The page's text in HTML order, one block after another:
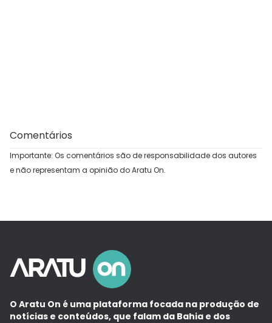
Comentários
Importante: Os comentários são de responsabilidade dos autores
e não representam a opinião do Aratu On.
O Aratu On é uma plataforma focada na produção de
notícias e conteúdos, que falam da Bahia e dos